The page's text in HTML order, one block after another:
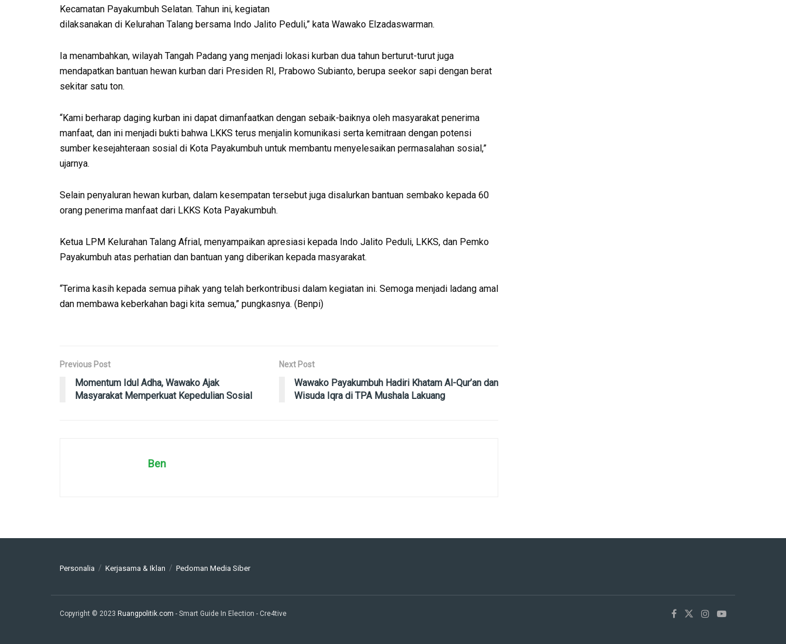
Kecamatan Payakumbuh Selatan. Tahun ini, kegiatan
dilaksanakan di Kelurahan Talang bersama Indo Jalito Peduli,” kata Wawako Elzadaswarman.
Ia menambahkan, wilayah Tangah Padang yang menjadi lokasi kurban dua tahun berturut-turut juga
mendapatkan bantuan hewan kurban dari Presiden RI, Prabowo Subianto, berupa seekor sapi dengan berat
sekitar satu ton.
“Kami berharap daging kurban ini dapat dimanfaatkan dengan sebaik-baiknya oleh masyarakat penerima
manfaat, dan ini menjadi bukti bahwa LKKS terus menjalin komunikasi serta kemitraan dengan potensi
sumber kesejahteraan sosial di Kota Payakumbuh untuk membantu menyelesaikan permasalahan sosial,”
ujarnya.
Selain penyaluran hewan kurban, dalam kesempatan tersebut juga disalurkan bantuan sembako kepada 60
orang penerima manfaat dari LKKS Kota Payakumbuh.
Ketua LPM Kelurahan Talang Afrial, menyampaikan apresiasi kepada Indo Jalito Peduli, LKKS, dan Pemko
Payakumbuh atas perhatian dan bantuan yang diberikan kepada masyarakat.
“Terima kasih kepada semua pihak yang telah berkontribusi dalam kegiatan ini. Semoga menjadi ladang amal
dan membawa keberkahan bagi kita semua,” pungkasnya. (Benpi)
Previous Post
Momentum Idul Adha, Wawako Ajak
Masyarakat Memperkuat Kepedulian Sosial
Next Post
Wawako Payakumbuh Hadiri Khatam Al-Qur’an dan
Wisuda Iqra di TPA Mushala Lakuang
Ben
Personalia Kerjasama & Iklan Pedoman Media Siber
Copyright © 2023 Ruangpolitik.com - Smart Guide In Election - Cre4tive